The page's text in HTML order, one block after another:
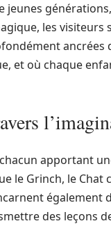
jeunes
les
ancrées
et où chaque
apportant
le Grinch, le Chat
également
des leçons